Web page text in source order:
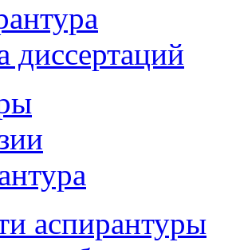
диссертаций
аспирантуры